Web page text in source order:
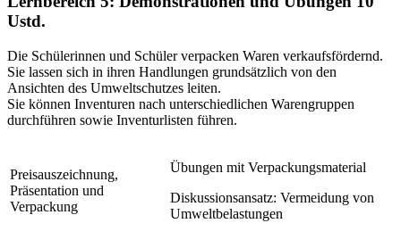
Ustd.
Die Schülerinnen und Schüler verpacken Waren verkaufsfördernd.
Sie lassen sich in ihren Handlungen grundsätzlich von den
Ansichten des Umweltschutzes leiten.
Sie können Inventuren nach unterschiedlichen Warengruppen
durchführen sowie Inventurlisten führen.
Preisauszeichnung,
Präsentation und
Verpackung
Übungen mit Verpackungsmaterial
Diskussionsansatz: Vermeidung von
Umweltbelastungen